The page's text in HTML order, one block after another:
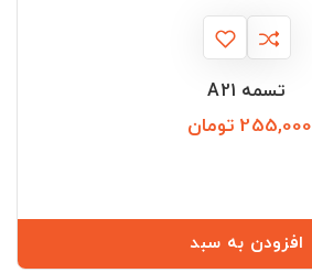
تسمه A21
255,000 تومان
افزودن به سبد